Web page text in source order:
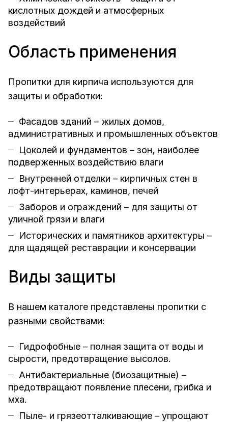
кислотных дождей и атмосферных
воздействий
Область применения
Пропитки для кирпича используются для
защиты и обработки:
Фасадов зданий – жилых домов,
административных и промышленных объектов
Цоколей и фундаментов – зон, наиболее
подверженных воздействию влаги
Внутренней отделки – кирпичных стен в
лофт-интерьерах, каминов, печей
Заборов и ограждений – для защиты от
уличной грязи и влаги
Исторических и памятников архитектуры –
для щадящей реставрации и консервации
Виды защиты
В нашем каталоге представлены пропитки с
разными свойствами:
Гидрофобные – полная защита от воды и
сырости, предотвращение высолов.
Антибактериальные (биозащитные) –
предотвращают появление плесени, грибка и
мха.
Пыле- и грязеотталкивающие – упрощают